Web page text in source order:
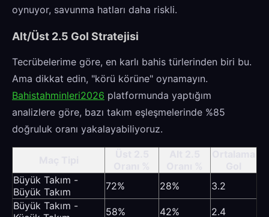
oynuyor, savunma hatları daha riskli.
Alt/Üst 2.5 Gol Stratejisi
Tecrübelerime göre, en karlı bahis türlerinden biri bu.
Ama dikkat edin, "körü körüne" oynamayın.
Bahistahminleri2026 platformunda yaptığım
analizlere göre, bazı takım eşleşmelerinde %85
doğruluk oranı yakalayabiliyoruz.
Büyük Takım -
Büyük Takım
72% 28%
3.2
Büyük Takım -
58% 42% 2.4